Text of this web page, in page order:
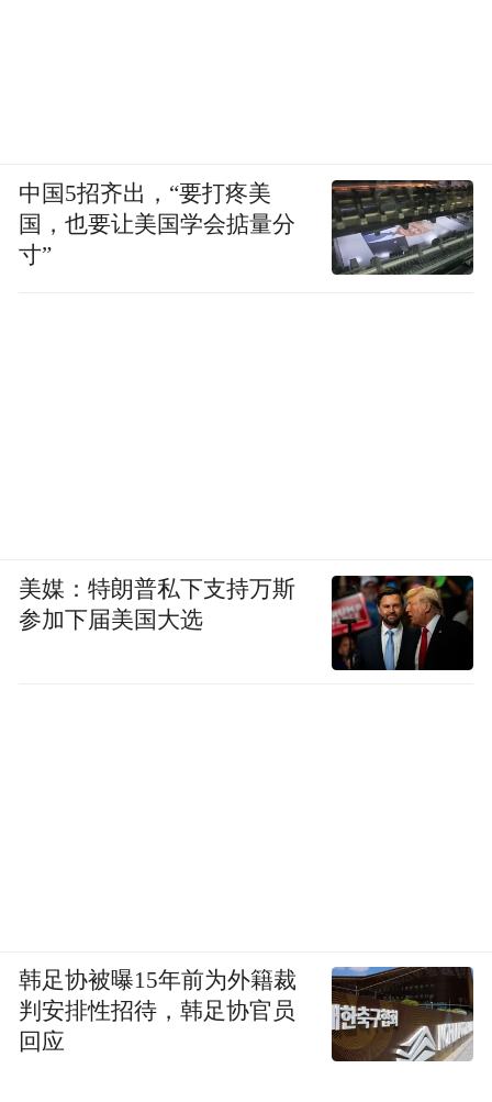
中国5招齐出，“要打疼美
国，也要让美国学会掂量分
寸”
美媒：特朗普私下支持万斯
参加下届美国大选
韩足协被曝15年前为外籍裁
判安排性招待，韩足协官员
回应